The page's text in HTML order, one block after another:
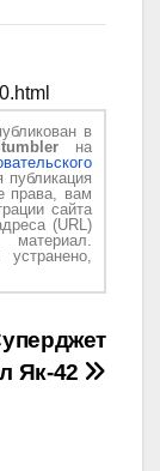
в
на
публикация
права, вам
сайта
(URL)
Як-42